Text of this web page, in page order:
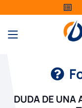
DUDA DE UNA